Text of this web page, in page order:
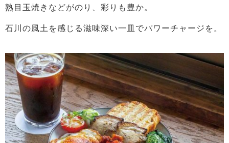
熟目玉焼きなどがのり、彩りも豊か。
石川の風土を感じる滋味深い一皿でパワーチャージを。